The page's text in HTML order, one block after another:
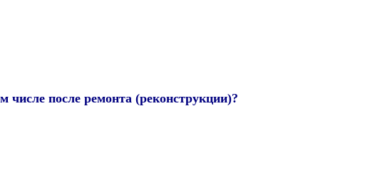
числе после ремонта (реконструкции)?